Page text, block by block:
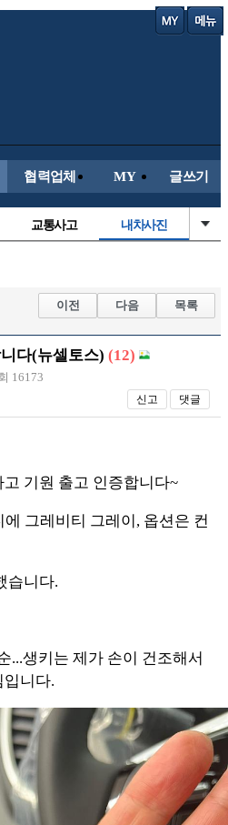
협력업체 MY 글쓰기
교통사고 내차사진
자유사진 군사/무기
이전 다음 목록
다(뉴셀토스) (12)
16173
신고 댓글
기원 출고 인증합니다~
그레비티 그레이, 옵션은 컨
습니다.
...생키는 제가 손이 건조해서
입니다.